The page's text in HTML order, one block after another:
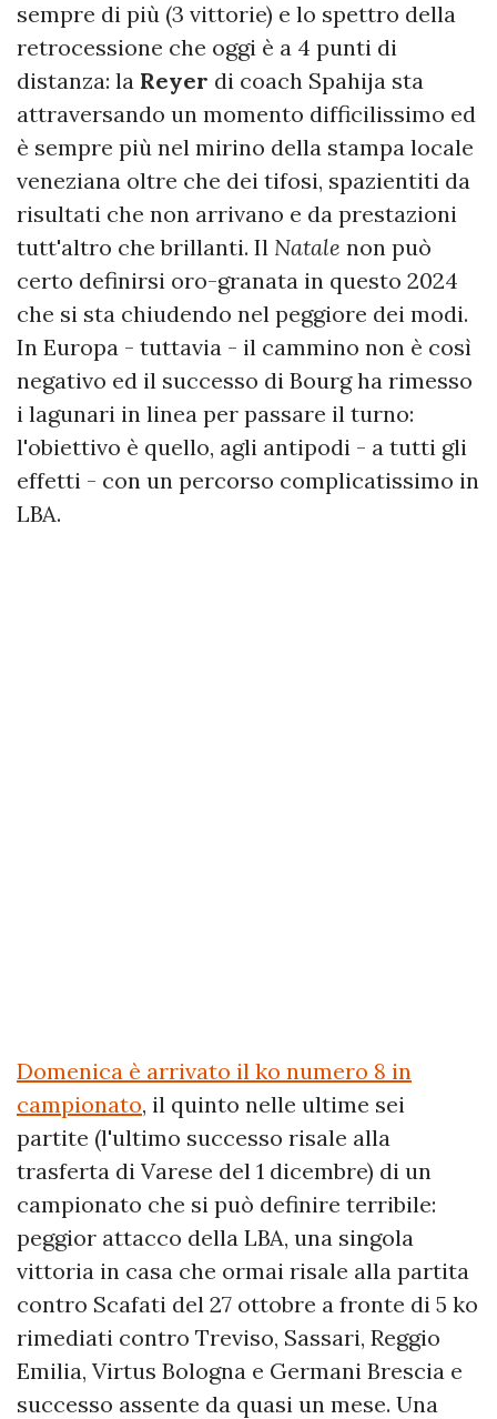
sempre di più (3 vittorie) e lo spettro della
retrocessione che oggi è a 4 punti di
distanza: la Reyer di coach Spahija sta
attraversando un momento difficilissimo ed
è sempre più nel mirino della stampa locale
veneziana oltre che dei tifosi, spazientiti da
risultati che non arrivano e da prestazioni
tutt'altro che brillanti. Il Natale non può
certo definirsi oro-granata in questo 2024
che si sta chiudendo nel peggiore dei modi.
In Europa - tuttavia - il cammino non è così
negativo ed il successo di Bourg ha rimesso
i lagunari in linea per passare il turno:
l'obiettivo è quello, agli antipodi - a tutti gli
effetti - con un percorso complicatissimo in
LBA.
Domenica è arrivato il ko numero 8 in
campionato, il quinto nelle ultime sei
partite (l'ultimo successo risale alla
trasferta di Varese del 1 dicembre) di un
campionato che si può definire terribile:
peggior attacco della LBA, una singola
vittoria in casa che ormai risale alla partita
contro Scafati del 27 ottobre a fronte di 5 ko
rimediati contro Treviso, Sassari, Reggio
Emilia, Virtus Bologna e Germani Brescia e
successo assente da quasi un mese. Una